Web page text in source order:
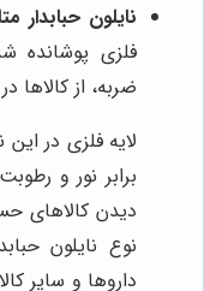
نایلون حبابدار
فلزی پوشانده
ضربه، از کالاها
لایه فلزی در
برابر نور و
دیدن کالاهای
نوع نایلون
داروها و سایر